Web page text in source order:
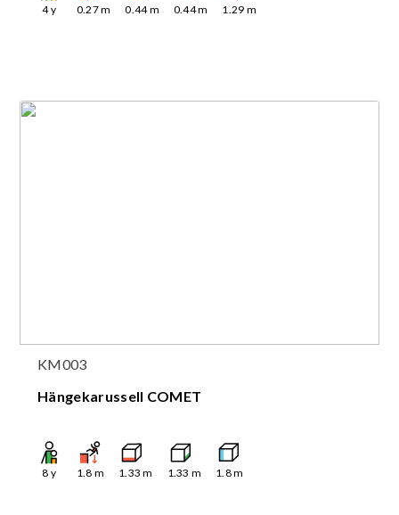
4y 0.27m 0.44m 0.44m 1.29 m
KM003
Hängekarussell COMET
8 y 1.8 m 1.33 m 1.33 m 1.8m